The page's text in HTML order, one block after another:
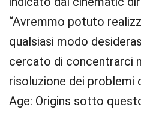
“Avremmo potuto
qualsiasi modo
cercato di concentrarci
risoluzione dei problemi
Age: Origins sotto